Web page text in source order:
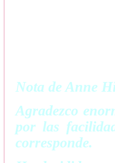
Nota de Anne
Agradezco
por las
corresponde.